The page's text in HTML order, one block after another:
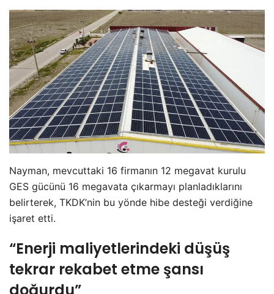
Nayman, mevcuttaki 16 firmanın 12 megavat kurulu
GES gücünü 16 megavata çıkarmayı planladıklarını
belirterek, TKDK’nin bu yönde hibe desteği verdiğine
işaret etti.
“Enerji maliyetlerindeki düşüş
tekrar rekabet etme şansı